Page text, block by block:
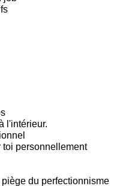
l'intérieur.
personnellement
du perfectionnisme